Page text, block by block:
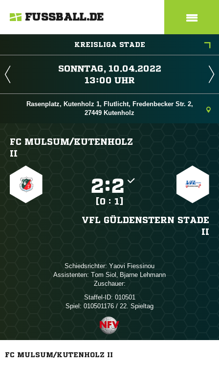
FUSSBALL.DE
KREISLIGA STADE
 
 
Rasenplatz, Kutenholz 1, Flutlicht, Fredenbecker Str. 2,
27449 Kutenholz
FC MULSUM/​KUTENHOLZ
II
:
[0 : 1]
VFL GÜLDENSTERN STADE
II
Schiedsrichter:  
Assistenten:   ,  
Zuschauer:
Staffel-ID: 010501
Spiel: 010501176 / 22. Spieltag
FC MULSUM/KUTENHOLZ II